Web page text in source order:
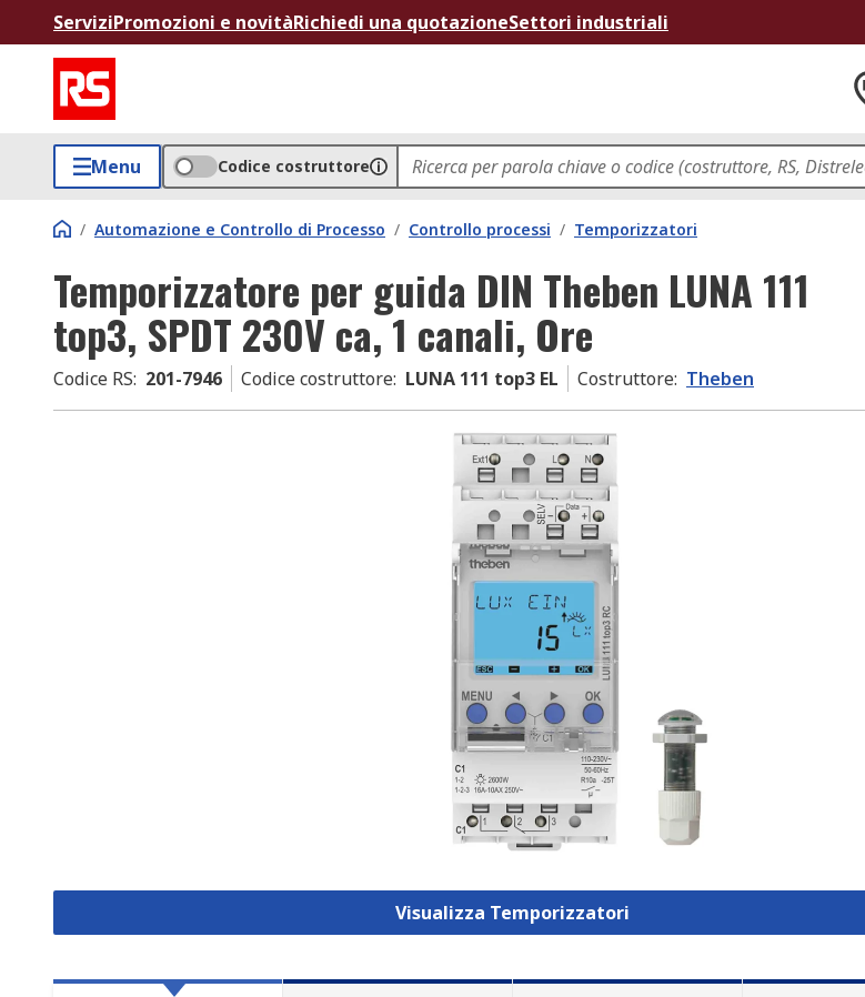
ServiziPromozioni e novitàRichiedi una quotazioneSettori industriali
Menu Codice costruttore
/ Automazione e Controllo di Processo / Controllo processi / Temporizzatori
Temporizzatore per guida DIN Theben LUNA 111
top3, SPDT 230V ca, 1 canali, Ore
Codice RS: 201-7946 Codice costruttore: LUNA 111 top3 EL Costruttore: Theben
Visualizza Temporizzatori